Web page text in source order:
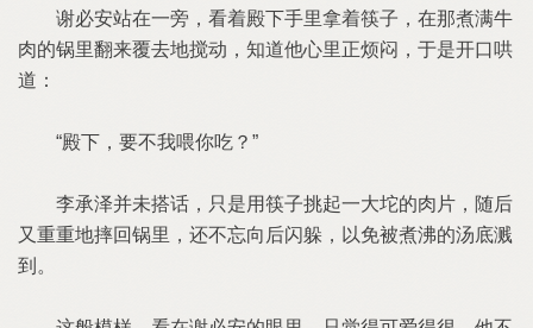
谢必安站在一旁，看着殿下手里拿着筷子，在那煮满牛
肉的锅里翻来覆去地搅动，知道他心里正烦闷，于是开口哄
道：
“殿下，要不我喂你吃？”
李承泽并未搭话，只是用筷子挑起一大坨的肉片，随后
又重重地摔回锅里，还不忘向后闪躲，以免被煮沸的汤底溅
到。